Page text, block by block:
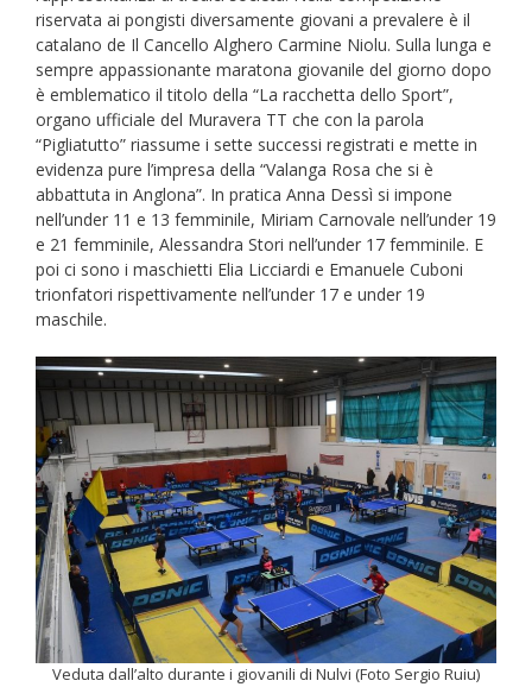
riservata ai pongisti diversamente giovani a prevalere è il
catalano de Il Cancello Alghero Carmine Niolu. Sulla lunga e
sempre appassionante maratona giovanile del giorno dopo
è emblematico il titolo della “La racchetta dello Sport”,
organo ufficiale del Muravera TT che con la parola
“Pigliatutto” riassume i sette successi registrati e mette in
evidenza pure l’impresa della “Valanga Rosa che si è
abbattuta in Anglona”. In pratica Anna Dessì si impone
nell’under 11 e 13 femminile, Miriam Carnovale nell’under 19
e 21 femminile, Alessandra Stori nell’under 17 femminile. E
poi ci sono i maschietti Elia Licciardi e Emanuele Cuboni
trionfatori rispettivamente nell’under 17 e under 19
maschile.
Veduta dall’alto durante i giovanili di Nulvi (Foto Sergio Ruiu)